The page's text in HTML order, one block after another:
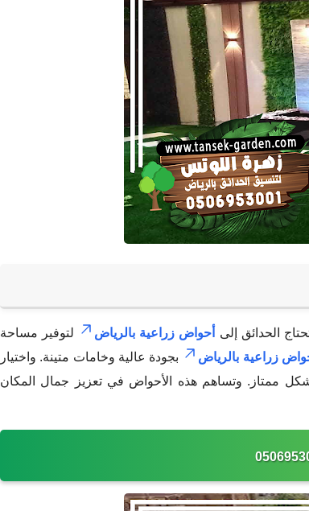
الحدائق إلى أحواض زراعية بالرياض
لتوفير مساحة
زراعية بالرياض
بجودة عالية وخامات متينة. واختيار
ممتاز. وتساهم هذه الأحواض في تعزيز جمال المكان